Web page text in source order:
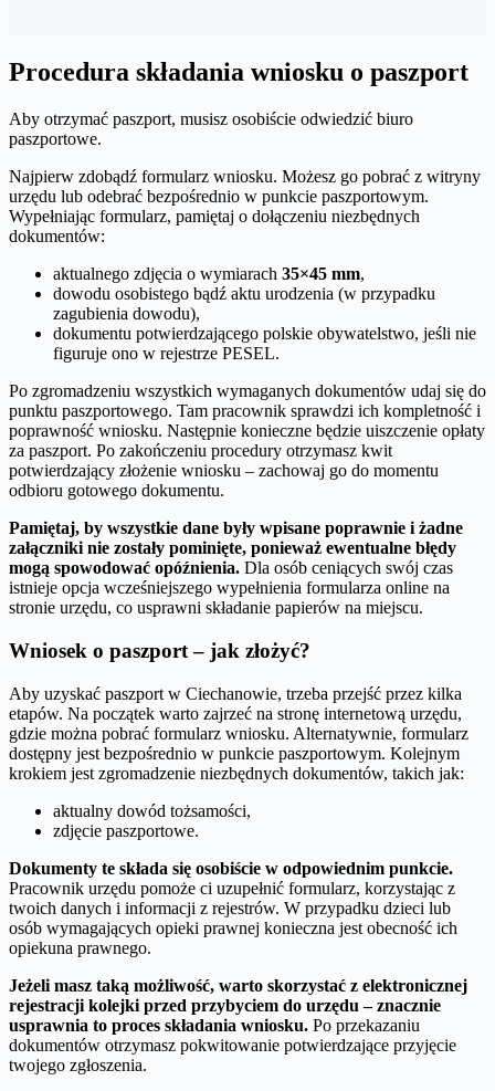
Procedura składania wniosku o paszport
Aby otrzymać paszport, musisz osobiście odwiedzić biuro
paszportowe.
Najpierw zdobądź formularz wniosku. Możesz go pobrać z witryny
urzędu lub odebrać bezpośrednio w punkcie paszportowym.
Wypełniając formularz, pamiętaj o dołączeniu niezbędnych
dokumentów:
aktualnego zdjęcia o wymiarach 35×45 mm,
dowodu osobistego bądź aktu urodzenia (w przypadku
zagubienia dowodu),
dokumentu potwierdzającego polskie obywatelstwo, jeśli nie
figuruje ono w rejestrze PESEL.
Po zgromadzeniu wszystkich wymaganych dokumentów udaj się do
punktu paszportowego. Tam pracownik sprawdzi ich kompletność i
poprawność wniosku. Następnie konieczne będzie uiszczenie opłaty
za paszport. Po zakończeniu procedury otrzymasz kwit
potwierdzający złożenie wniosku – zachowaj go do momentu
odbioru gotowego dokumentu.
Pamiętaj, by wszystkie dane były wpisane poprawnie i żadne
załączniki nie zostały pominięte, ponieważ ewentualne błędy
mogą spowodować opóźnienia. Dla osób ceniących swój czas
istnieje opcja wcześniejszego wypełnienia formularza online na
stronie urzędu, co usprawni składanie papierów na miejscu.
Wniosek o paszport – jak złożyć?
Aby uzyskać paszport w Ciechanowie, trzeba przejść przez kilka
etapów. Na początek warto zajrzeć na stronę internetową urzędu,
gdzie można pobrać formularz wniosku. Alternatywnie, formularz
dostępny jest bezpośrednio w punkcie paszportowym. Kolejnym
krokiem jest zgromadzenie niezbędnych dokumentów, takich jak:
aktualny dowód tożsamości,
zdjęcie paszportowe.
Dokumenty te składa się osobiście w odpowiednim punkcie.
Pracownik urzędu pomoże ci uzupełnić formularz, korzystając z
twoich danych i informacji z rejestrów. W przypadku dzieci lub
osób wymagających opieki prawnej konieczna jest obecność ich
opiekuna prawnego.
Jeżeli masz taką możliwość, warto skorzystać z elektronicznej
rejestracji kolejki przed przybyciem do urzędu – znacznie
usprawnia to proces składania wniosku. Po przekazaniu
dokumentów otrzymasz pokwitowanie potwierdzające przyjęcie
twojego zgłoszenia.